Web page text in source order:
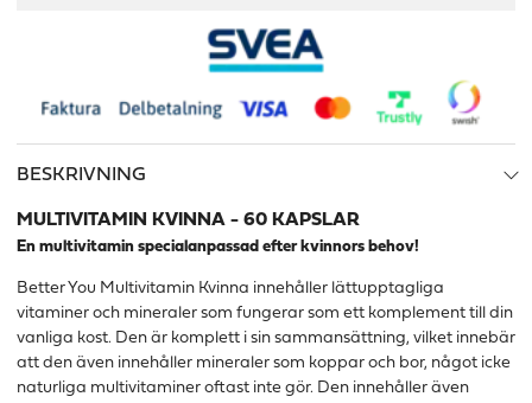
BESKRIVNING
MULTIVITAMIN KVINNA - 60 KAPSLAR
En multivitamin specialanpassad efter kvinnors behov!
Better You Multivitamin Kvinna innehåller lättupptagliga
vitaminer och mineraler som fungerar som ett komplement till din
vanliga kost. Den är komplett i sin sammansättning, vilket innebär
att den även innehåller mineraler som koppar och bor, något icke
naturliga multivitaminer oftast inte gör. Den innehåller även